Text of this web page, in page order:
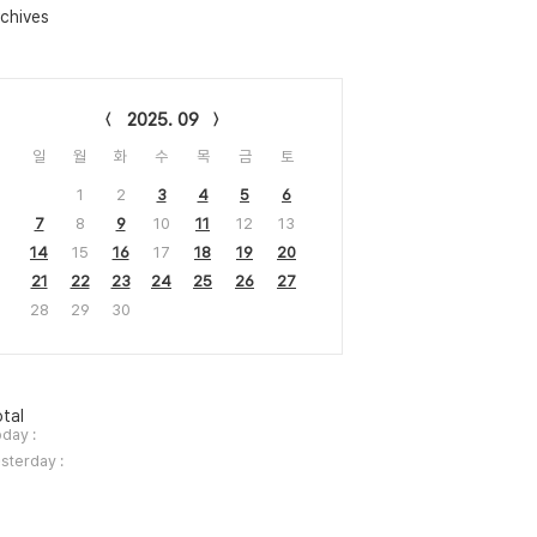
2025. 09
일 월 화 수 목 금 토
1 2 3 4 5
6
7
8 9 10 11 12
13
14
15 16 17 18 19
20
21
22 23 24 25 26
27
28
29 30
:
: